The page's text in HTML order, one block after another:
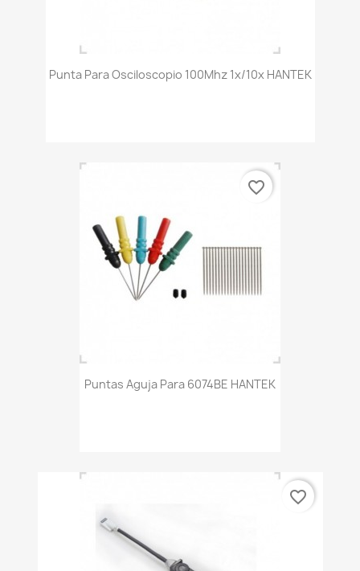
Punta Para Osciloscopio 100Mhz 1x/10x HANTEK
Puntas Aguja Para 6074BE HANTEK
favorite_border
favorite_border